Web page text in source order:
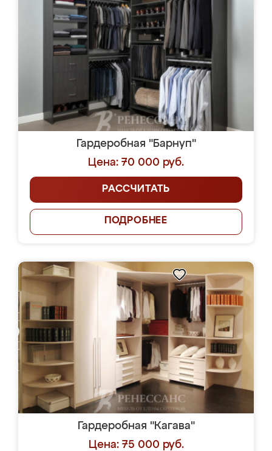
Гардеробная "Барнуп"
Цена: 70 000 руб.
РАССЧИТАТЬ
ПОДРОБНЕЕ
Гардеробная "Кагава"
Цена: 75 000 руб.